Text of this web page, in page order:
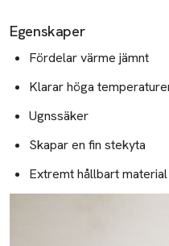
Egenskaper
Fördelar värme jämnt
Klarar höga
Ugnssäker
Skapar en fin stekyta
Extremt hållbart material